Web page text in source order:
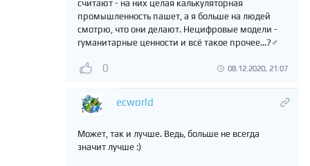
считают - на них целая калькуляторная
промышленность пашет, а я больше на людей
смотрю, что они делают. Нецифровые модели -
гуманитарные ценности и всё такое прочее...?‍♂️
0 08.12.2020, 21:07
ecworld
Может, так и лучше. Ведь, больше не всегда
значит лучше :)